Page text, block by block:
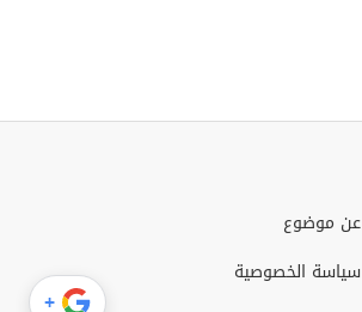
عن موضوع
سياسة الخصوصية
+